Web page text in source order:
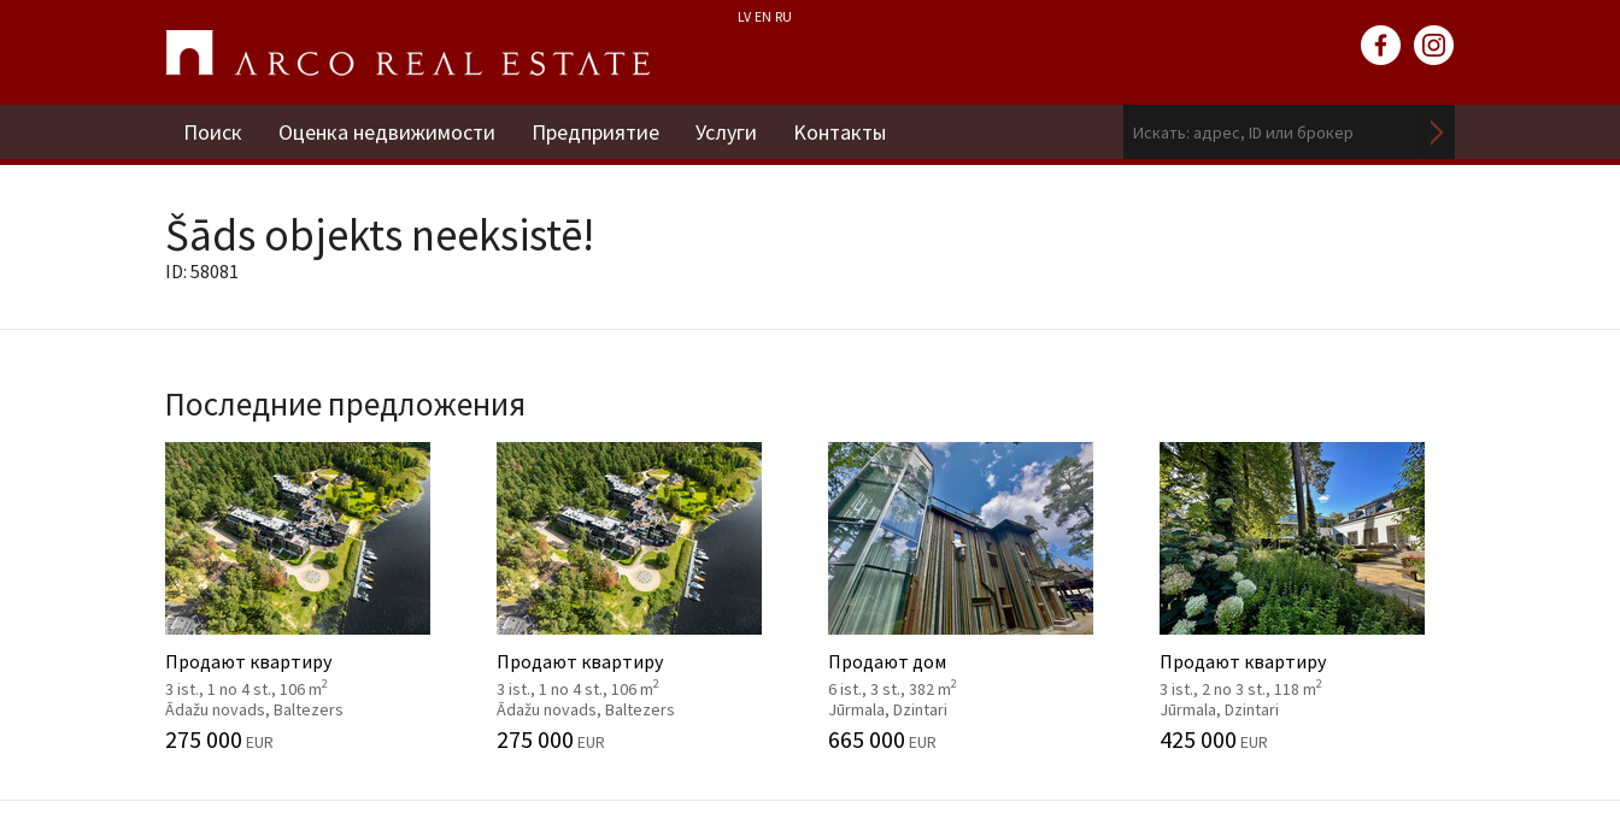
LV EN RU
Поиск Оценка недвижимости Предприятие Услуги Kонтакты
Šāds objekts neeksistē!
ID: 58081
Последние предложения
Продают квартиру
3 ist., 1 no 4 st., 106 m2
Ādažu novads, Baltezers
275 000 EUR
Продают квартиру
3 ist., 1 no 4 st., 106 m2
Ādažu novads, Baltezers
275 000 EUR
Продают дом
6 ist., 3 st., 382 m2
Jūrmala, Dzintari
665 000 EUR
Продают квартиру
3 ist., 2 no 3 st., 118 m2
Jūrmala, Dzintari
425 000 EUR